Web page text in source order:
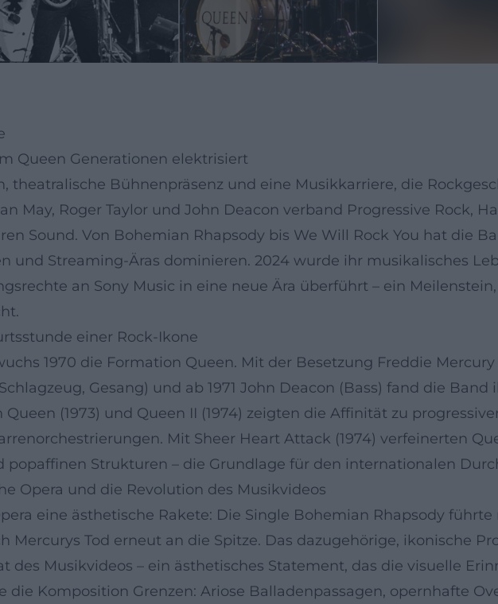
Queen Generationen elektrisiert
theatralische Bühnenpräsenz und eine Musikkarriere, die
May, Roger Taylor und John Deacon verband Progressive Rock,
Sound. Von Bohemian Rhapsody bis We Will Rock You hat die
und Streaming-Äras dominieren. 2024 wurde ihr musikalisches
an Sony Music in eine neue Ära überführt – ein
einer Rock-Ikone
1970 die Formation Queen. Mit der Besetzung Freddie Mercury
Gesang) und ab 1971 John Deacon (Bass) fand die
(1973) und Queen II (1974) zeigten die Affinität zu
Mit Sheer Heart Attack (1974) verfeinerten
popaffinen Strukturen – die Grundlage für den internationalen
Opera und die Revolution des Musikvideos
eine ästhetische Rakete: Die Single Bohemian Rhapsody
Mercurys Tod erneut an die Spitze. Das dazugehörige, ikonische
des Musikvideos – ein ästhetisches Statement, das die visuelle
Komposition Grenzen: Ariose Balladenpassagen, opernhafte